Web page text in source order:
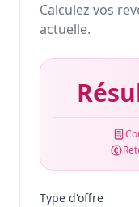
Calculez vos
actuelle.
Type d'offre